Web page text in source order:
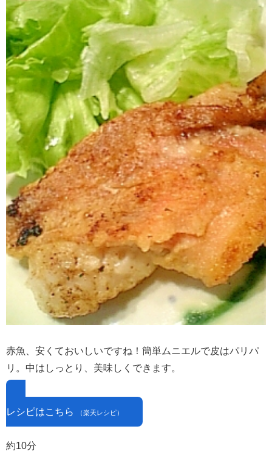
赤魚、安くておいしいですね！簡単ムニエルで皮はパリパ
リ。中はしっとり、美味しくできます。
レシピはこちら （楽天レシピ）
約10分